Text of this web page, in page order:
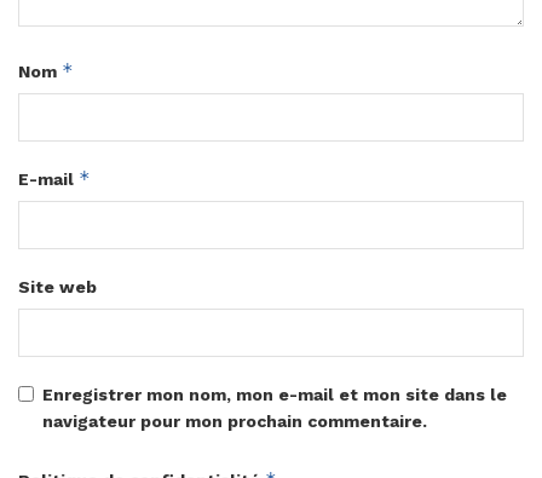
Nom *
E-mail *
Site web
Enregistrer mon nom, mon e-mail et mon site dans le
navigateur pour mon prochain commentaire.